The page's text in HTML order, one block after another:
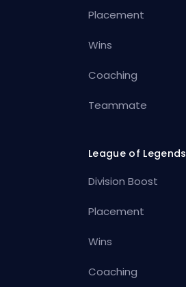
Placement
Wins
Coaching
Teammate
League of Legends
Division Boost
Placement
Wins
Coaching